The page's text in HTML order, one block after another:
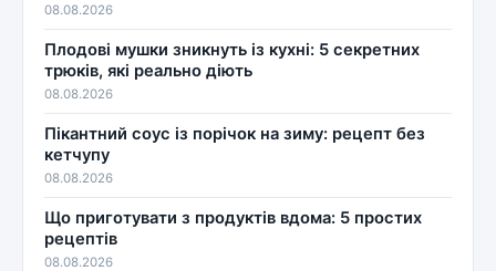
08.08.2026
Плодові мушки зникнуть із кухні: 5 секретних
трюків, які реально діють
08.08.2026
Пікантний соус із порічок на зиму: рецепт без
кетчупу
08.08.2026
Що приготувати з продуктів вдома: 5 простих
рецептів
08.08.2026